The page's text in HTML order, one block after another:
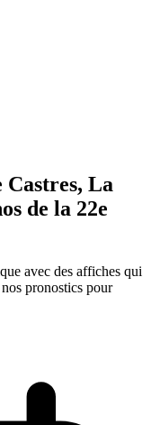
Castres, La
de la 22e
avec des affiches qui
pronostics pour